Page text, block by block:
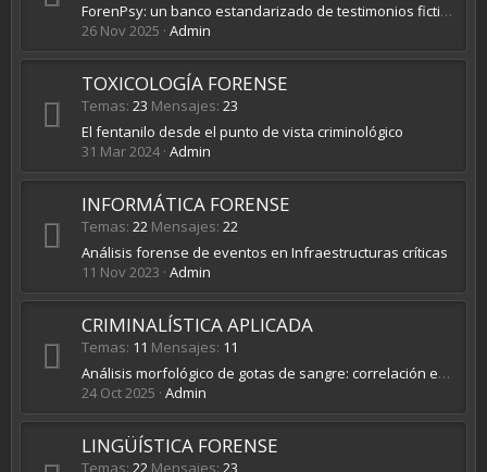
ForenPsy: un banco estandarizado de testimonios ficticios de testigos para la investigación en psicología experimental y judicial
26 Nov 2025 Admin
TOXICOLOGÍA FORENSE
Temas 23 Mensajes 23
El fentanilo desde el punto de vista criminológico
31 Mar 2024 Admin
INFORMÁTICA FORENSE
Temas 22 Mensajes 22
Análisis forense de eventos en Infraestructuras críticas
11 Nov 2023 Admin
CRIMINALÍSTICA APLICADA
Temas 11 Mensajes 11
Análisis morfológico de gotas de sangre: correlación entre superficies y ángulo de impacto. Un estudio en manchas generadas a 45º
24 Oct 2025 Admin
LINGÜÍSTICA FORENSE
Temas 22 Mensajes 23